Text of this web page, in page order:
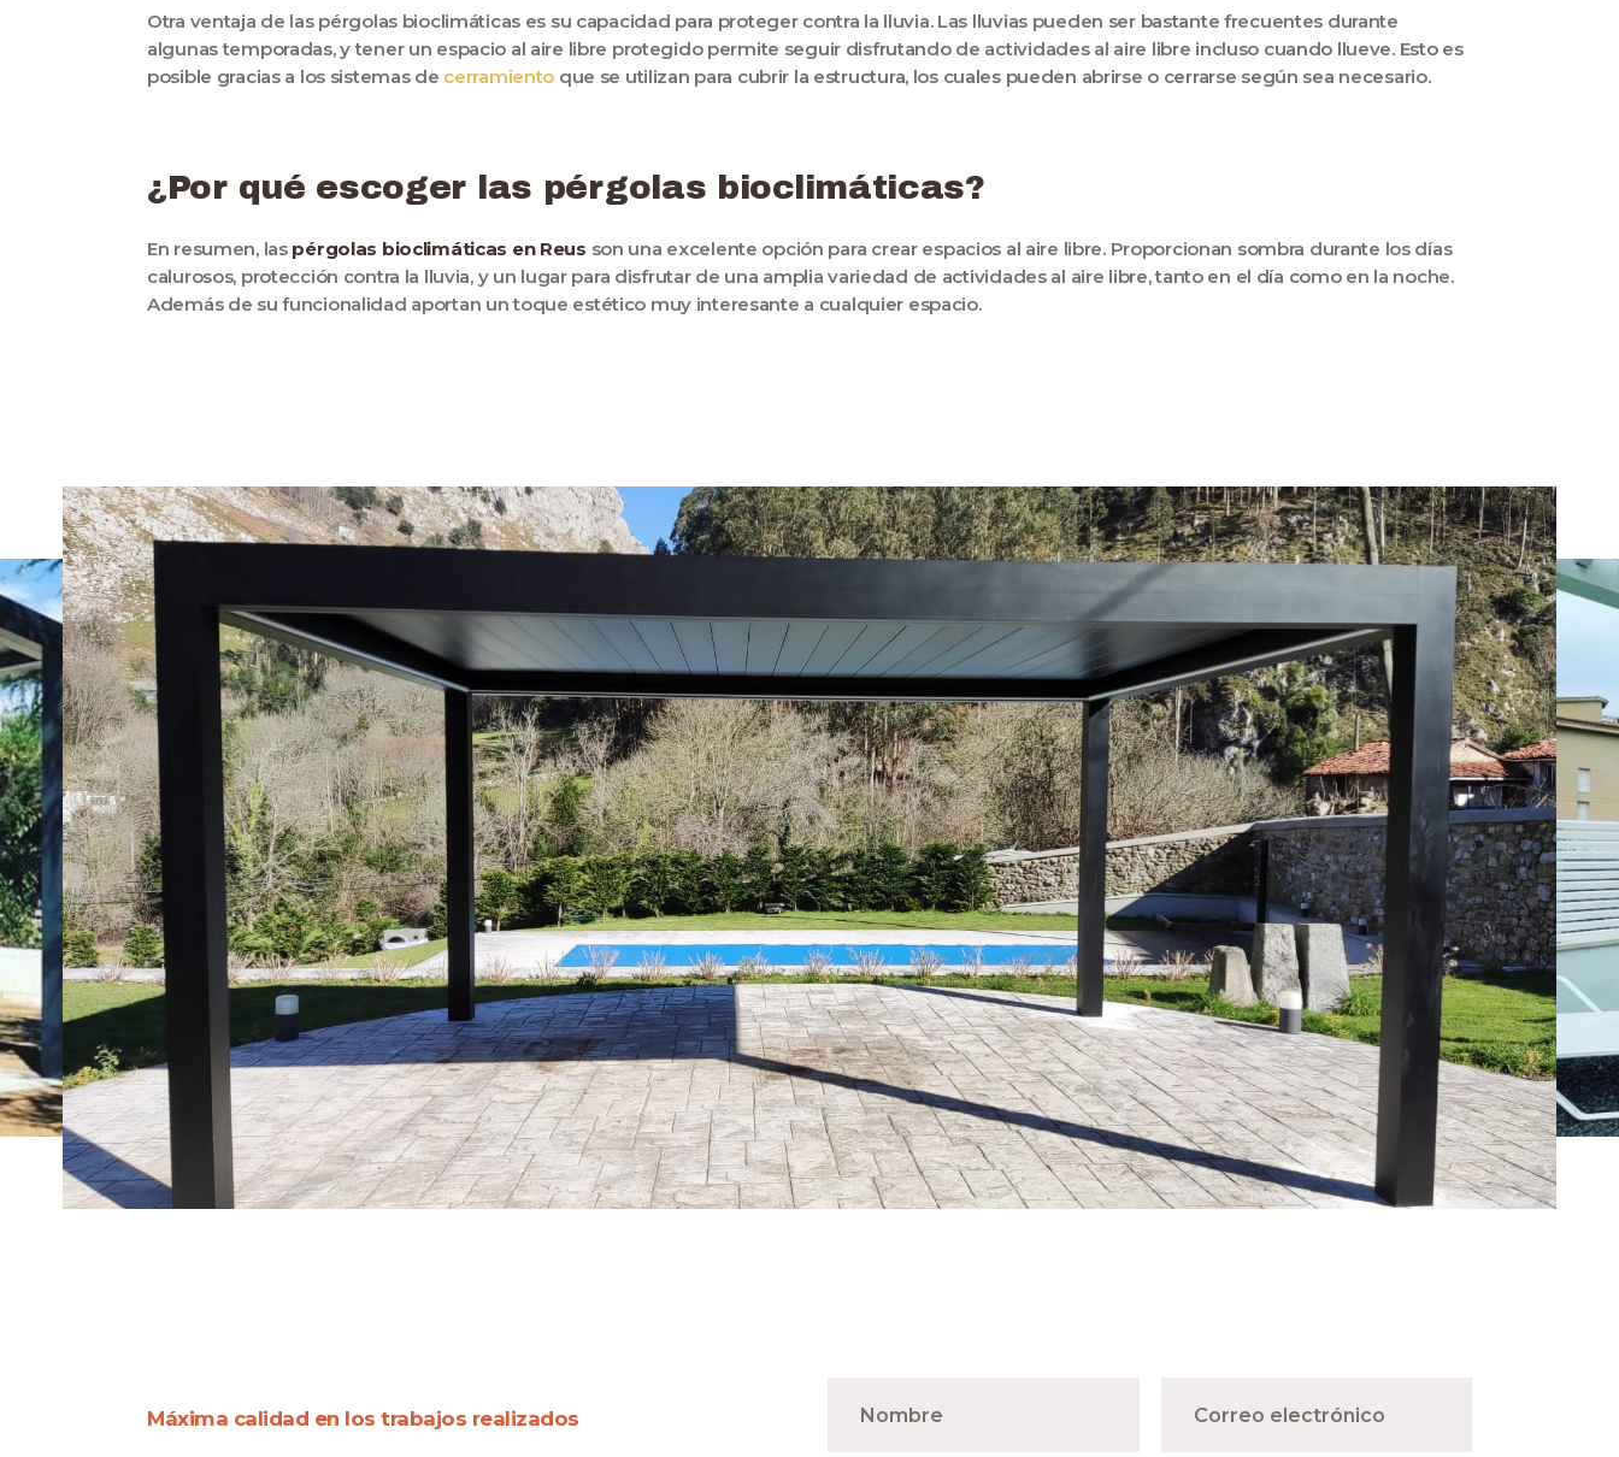
Otra ventaja de las pérgolas bioclimáticas es su capacidad para proteger contra la lluvia. Las lluvias pueden ser bastante frecuentes durante
algunas temporadas, y tener un espacio al aire libre protegido permite seguir disfrutando de actividades al aire libre incluso cuando llueve. Esto es
posible gracias a los sistemas de cerramiento que se utilizan para cubrir la estructura, los cuales pueden abrirse o cerrarse según sea necesario.
¿Por qué escoger las pérgolas bioclimáticas?
En resumen, las pérgolas bioclimáticas en Reus son una excelente opción para crear espacios al aire libre. Proporcionan sombra durante los días
calurosos, protección contra la lluvia, y un lugar para disfrutar de una amplia variedad de actividades al aire libre, tanto en el día como en la noche.
Además de su funcionalidad aportan un toque estético muy interesante a cualquier espacio.
Máxima calidad en los trabajos realizados